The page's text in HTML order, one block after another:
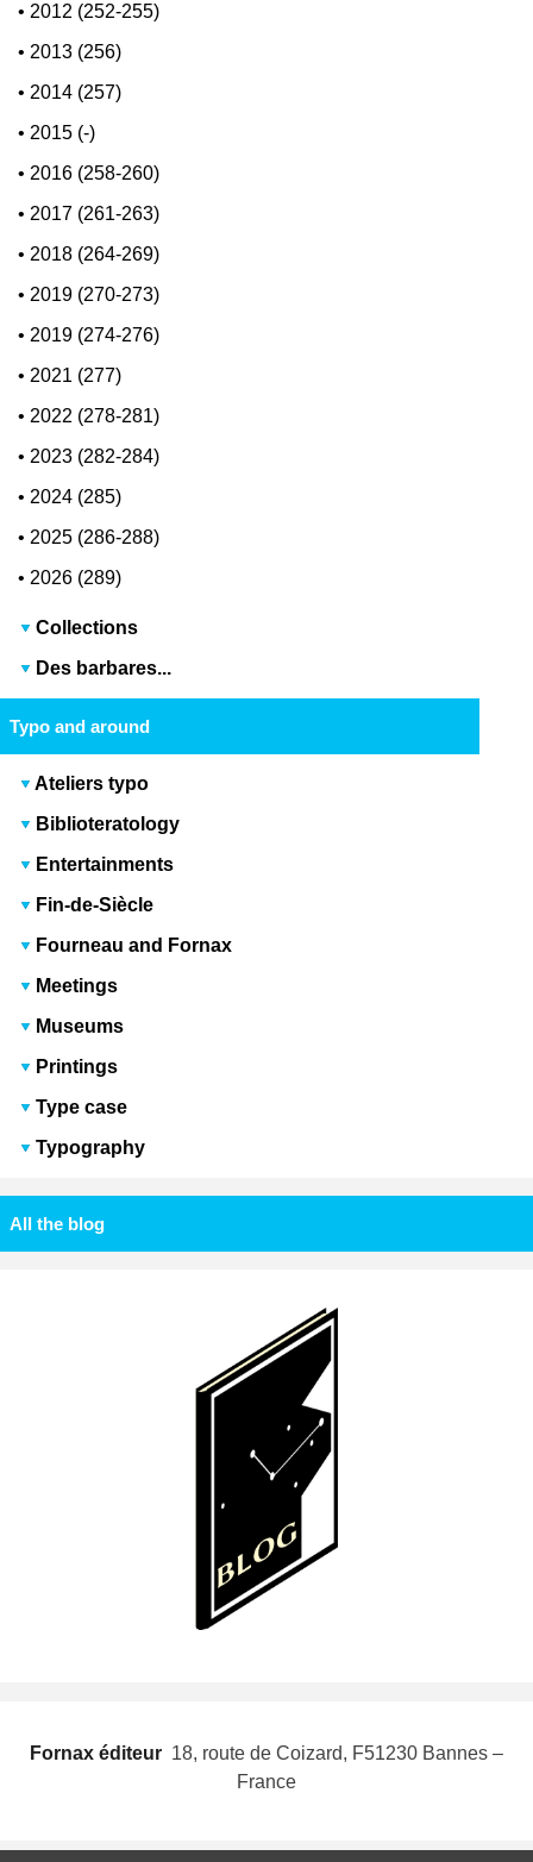
• 2012 (252-255)
• 2013 (256)
• 2014 (257)
• 2015 (-)
• 2016 (258-260)
• 2017 (261-263)
• 2018 (264-269)
• 2019 (270-273)
• 2019 (274-276)
• 2021 (277)
• 2022 (278-281)
• 2023 (282-284)
• 2024 (285)
• 2025 (286-288)
• 2026 (289)
Collections
Des barbares...
Typo and around
Ateliers typo
Biblioteratology
Entertainments
Fin-de-Siècle
Fourneau and Fornax
Meetings
Museums
Printings
Type case
Typography
All the blog
Fornax éditeur  18, route de Coizard, F51230 Bannes –
France